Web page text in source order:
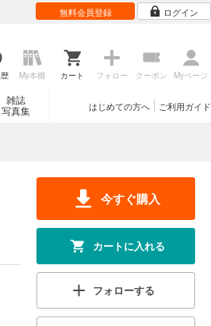
無料会員登録 ログイン
My本棚 カート フォロー クーポン Myページ
雑誌
写真集
ご利用ガイド
はじめての方へ
今すぐ購入
カートに入れる
フォローする